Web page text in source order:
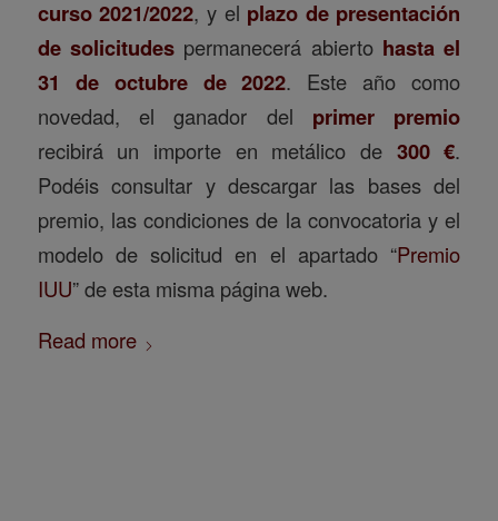
curso 2021/2022, y el plazo de presentación
de solicitudespermanecerá abierto hasta el
31 de octubre de 2022. Este año como
novedad, el ganador del primer premio
recibirá un importe en metálico de 300 €.
Podéis consultar y descargar las bases del
premio, las condiciones de la convocatoria y el
modelo de solicitud en el apartado “Premio
IUU” de esta misma página web.
Read more